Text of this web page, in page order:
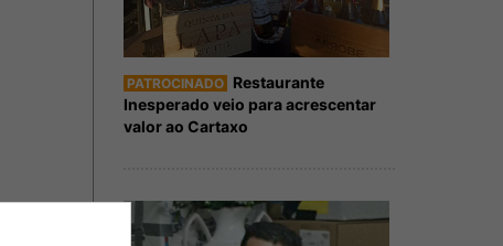
PATROCINADO Restaurante
Inesperado veio para acrescentar
valor ao Cartaxo